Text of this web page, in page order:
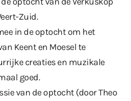
Zuid.
in de optocht om het
Keent en Moesel te
creaties en muzikale
goed.
van de optocht (door Theo